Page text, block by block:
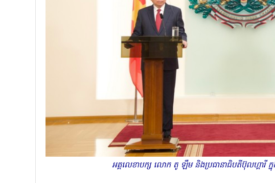
អគ្គលេខាបក្ស លោក តូ ឡឹម និងប្រធានាធិបតីប៊ុលហ្គារី